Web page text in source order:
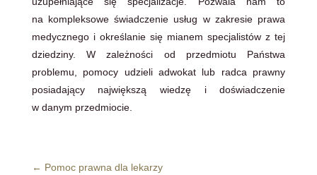
na kompleksowe świadczenie usług w zakresie prawa
medycznego i określanie się mianem specjalistów z tej
dziedziny. W zależności od przedmiotu Państwa
problemu, pomocy udzieli adwokat lub radca prawny
posiadający największą wiedzę i doświadczenie
w danym przedmiocie.
← Pomoc prawna dla lekarzy